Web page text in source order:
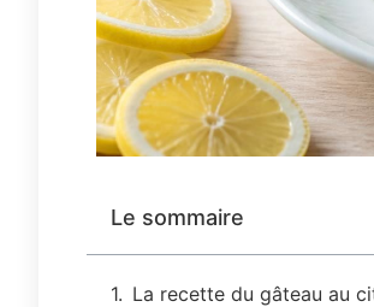
Le sommaire
La recette du gâteau au